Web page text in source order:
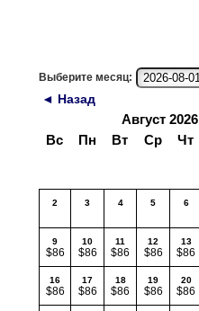
Выберите месяц:
◄ Назад
Август 2026
Вс
Пн Вт Ср Чт
2 3 4 5 6
9
$86
10
$86
11
$86
12
$86
13
$86
16
$86
17
$86
18
$86
19
$86
20
$86